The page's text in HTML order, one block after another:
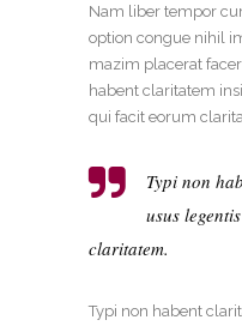
Nam liber tempor
option congue nihil
mazim placerat
habent claritatem
qui facit eorum
Typi non
usus
claritatem.
Typi non habent